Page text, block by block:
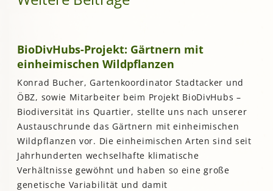
BioDivHubs-Projekt: Gärtnern mit
einheimischen Wildpflanzen
Konrad Bucher, Gartenkoordinator Stadtacker und
ÖBZ, sowie Mitarbeiter beim Projekt BioDivHubs –
Biodiversität ins Quartier, stellte uns nach unserer
Austauschrunde das Gärtnern mit einheimischen
Wildpflanzen vor. Die einheimischen Arten sind seit
Jahrhunderten wechselhafte klimatische
Verhältnisse gewöhnt und haben so eine große
genetische Variabilität und damit